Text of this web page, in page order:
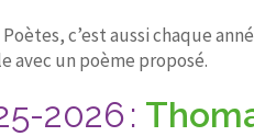
c’est aussi chaque
avec un poème proposé.
2026 :